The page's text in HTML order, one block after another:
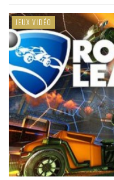
JEUX VIDÉO